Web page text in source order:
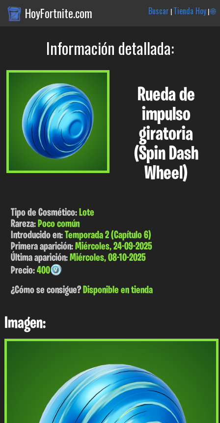
HoyFortnite.com Buscar |Tienda Hoy|🌐
Información detallada:
Rueda de
impulso
giratoria
(Spin Dash
Wheel)
Tipo de Cosmético:Lote
Rareza:Poco común
Introducido en:Temporada 2 (Capítulo 6)
Primera aparición:Miércoles, 24-09-2025
Última aparición:Miércoles, 08-10-2025
Precio:400
¿Cómo se consigue?Disponible en tienda
Imagen: